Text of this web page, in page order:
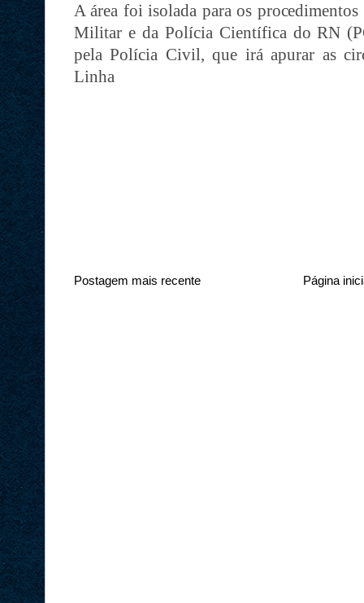
A área foi isolada para os
Militar e da Polícia Científica do RN
pela Polícia Civil, que irá apurar as
Linha
Postagem mais recente Página